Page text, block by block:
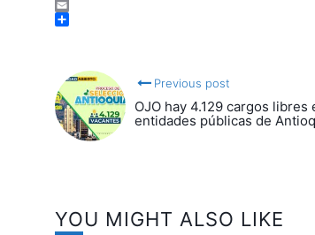
Facebook
Email
Previous post
OJO hay 4.129 cargos libres
entidades públicas de
YOU MIGHT ALSO LIKE